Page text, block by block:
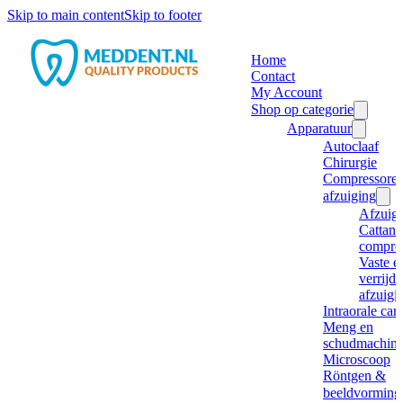
Skip to main contentSkip to footer
Home
Contact
My Account
Shop op categorie
Apparatuur
Autoclaaf
Chirurgie
afzuiging
Cattani
Vaste
Intraorale
Meng en
Microscoop
Röntgen &
beeldvorming